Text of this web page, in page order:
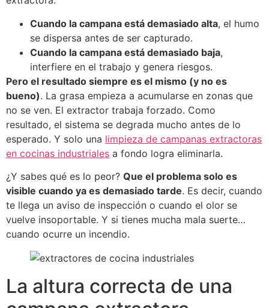
Cuando la campana está demasiado alta, el humo
se dispersa antes de ser capturado.
Cuando la campana está demasiado baja,
interfiere en el trabajo y genera riesgos.
Pero el resultado siempre es el mismo (y no es
bueno). La grasa empieza a acumularse en zonas que
no se ven. El extractor trabaja forzado. Como
resultado, el sistema se degrada mucho antes de lo
esperado. Y solo una limpieza de campanas extractoras
en cocinas industriales a fondo logra eliminarla.
¿Y sabes qué es lo peor? Que el problema solo es
visible cuando ya es demasiado tarde. Es decir, cuando
te llega un aviso de inspección o cuando el olor se
vuelve insoportable. Y si tienes mucha mala suerte…
cuando ocurre un incendio.
La altura correcta de una